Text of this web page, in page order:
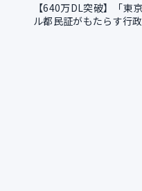
【640万DL突破】「東
ル都民証がもたらす行